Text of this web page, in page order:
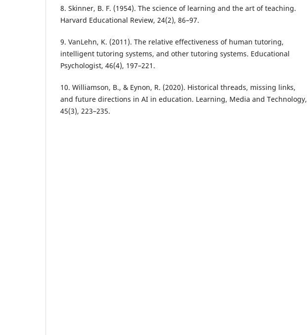
8. Skinner, B. F. (1954). The science of learning and the art of teaching.
Harvard Educational Review, 24(2), 86–97.
9. VanLehn, K. (2011). The relative effectiveness of human tutoring,
intelligent tutoring systems, and other tutoring systems. Educational
Psychologist, 46(4), 197–221.
10. Williamson, B., & Eynon, R. (2020). Historical threads, missing links,
and future directions in AI in education. Learning, Media and Technology,
45(3), 223–235.